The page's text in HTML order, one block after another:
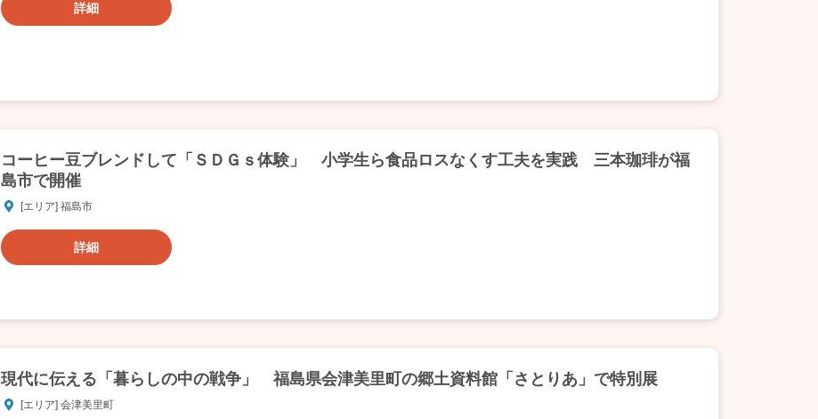
詳細
コーヒー豆ブレンドして「ＳＤＧｓ体験」 小学生ら食品ロスなくす工夫を実践 三本珈琲が福
島市で開催
[エリア] 福島市
詳細
現代に伝える「暮らしの中の戦争」 福島県会津美里町の郷土資料館「さとりあ」で特別展
[エリア] 会津美里町